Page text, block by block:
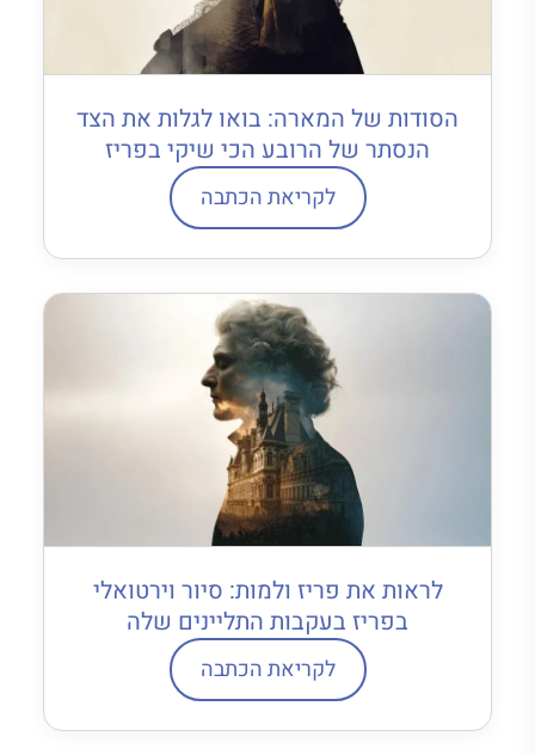
הסודות של המארה: בואו לגלות את הצד
הנסתר של הרובע הכי שיקי בפריז
לקריאת הכתבה
לראות את פריז ולמות: סיור וירטואלי
בפריז בעקבות התליינים שלה
לקריאת הכתבה